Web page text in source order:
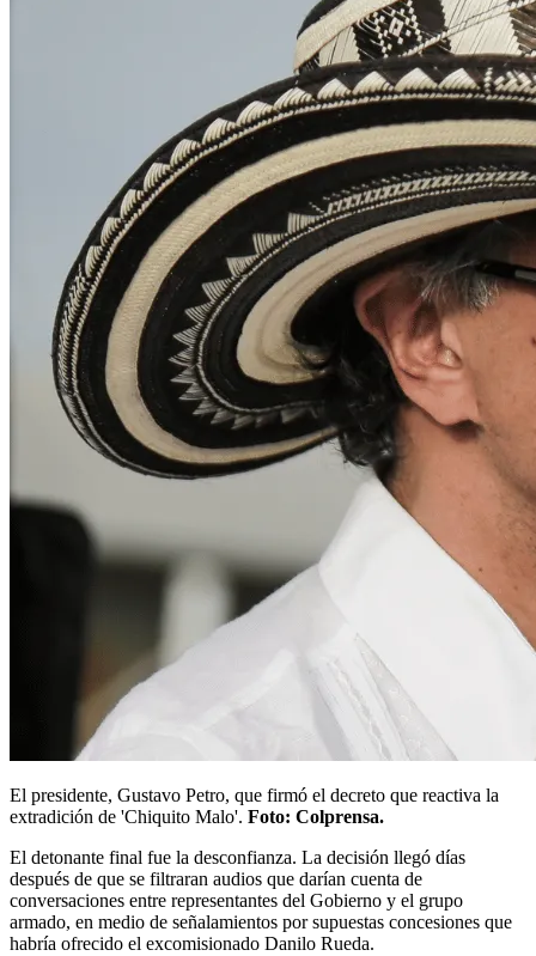
El presidente, Gustavo Petro, que firmó el decreto que reactiva la
extradición de 'Chiquito Malo'. Foto: Colprensa.
El detonante final fue la desconfianza. La decisión llegó días
después de que se filtraran audios que darían cuenta de
conversaciones entre representantes del Gobierno y el grupo
armado, en medio de señalamientos por supuestas concesiones que
habría ofrecido el excomisionado Danilo Rueda.